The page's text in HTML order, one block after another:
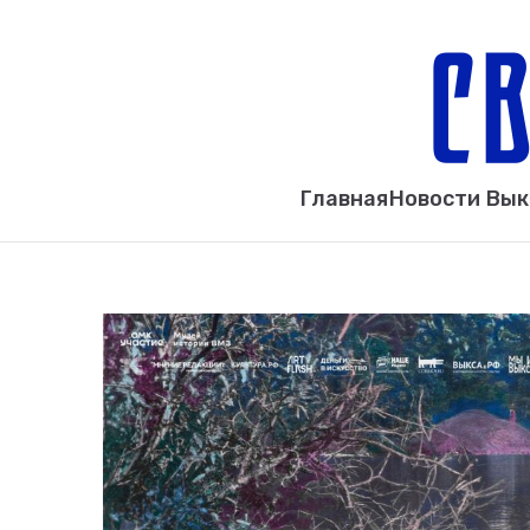
ГлавнаяНовости